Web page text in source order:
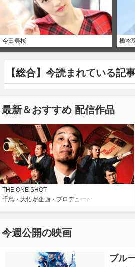
今田美桜 橋本
【総合】今読まれている記
最新＆おすすめ 配信作品
THE ONE SHOT
千鳥・大悟が企画・プロデュー…
今週公開の映画
ブル